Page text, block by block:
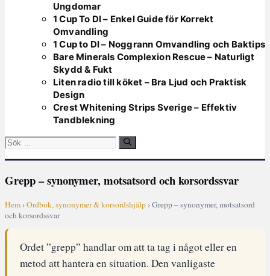
Ungdomar
1 Cup To Dl – Enkel Guide för Korrekt
Omvandling
1 Cup to Dl – Noggrann Omvandling och Baktips
Bare Minerals Complexion Rescue – Naturligt
Skydd & Fukt
Liten radio till köket – Bra Ljud och Praktisk
Design
Crest Whitening Strips Sverige – Effektiv
Tandblekning
Sök
Grepp – synonymer, motsatsord och korsordssvar
Hem›Ordbok, synonymer & korsordshjälp› Grepp – synonymer, motsatsord
och korsordssvar
Ordet ”grepp” handlar om att ta tag i något eller en
metod att hantera en situation. Den vanligaste